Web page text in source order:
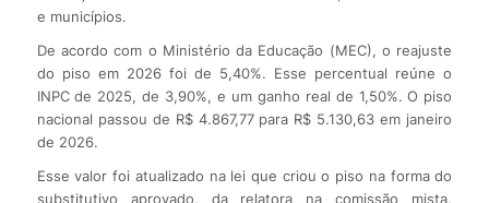
e municípios.
De acordo com o Ministério da Educação (MEC), o reajuste
do piso em 2026 foi de 5,40%. Esse percentual reúne o
INPC de 2025, de 3,90%, e um ganho real de 1,50%. O piso
nacional passou de R$ 4.867,77 para R$ 5.130,63 em janeiro
de 2026.
Esse valor foi atualizado na lei que criou o piso na forma do
substitutivo aprovado, da relatora na comissão mista,